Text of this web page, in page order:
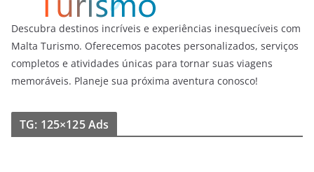
Descubra destinos incríveis e experiências inesquecíveis com
Malta Turismo. Oferecemos pacotes personalizados, serviços
completos e atividades únicas para tornar suas viagens
memoráveis. Planeje sua próxima aventura conosco!
TG: 125×125 Ads